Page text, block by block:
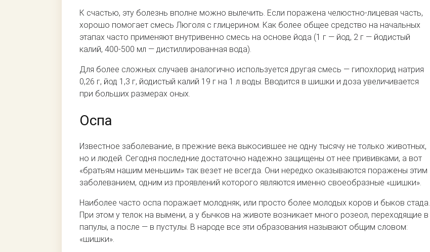
К счастью, эту болезнь вполне можно вылечить. Если поражена челюстно-лицевая часть,
хорошо помогает смесь Люголя с глицерином. Как более общее средство на начальных
этапах часто применяют внутривенно смесь на основе йода (1 г — йод, 2 г — йодистый
калий, 400-500 мл — дистиллированная вода).
Для более сложных случаев аналогично используется другая смесь — гипохлорид натрия
0,26 г, йод 1,3 г, йодистый калий 19 г на 1 л воды. Вводится в шишки и доза увеличивается
при больших размерах оных.
Оспа
Известное заболевание, в прежние века выкосившее не одну тысячу не только животных,
но и людей. Сегодня последние достаточно надежно защищены от нее прививками, а вот
«братьям нашим меньшим» так везет не всегда. Они нередко оказываются поражены этим
заболеванием, одним из проявлений которого являются именно своеобразные «шишки».
Наиболее часто оспа поражает молодняк, или просто более молодых коров и быков стада.
При этом у телок на вымени, а у бычков на животе возникает много розеол, переходящие в
папулы, а после — в пустулы. В народе все эти образования называют общим словом:
«шишки».